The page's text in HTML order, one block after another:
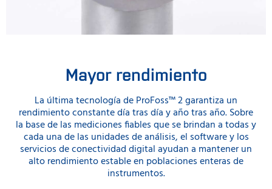
Mayor rendimiento
La última tecnología de ProFoss™ 2 garantiza un
rendimiento constante día tras día y año tras año. Sobre
la base de las mediciones fiables que se brindan a todas y
cada una de las unidades de análisis, el software y los
servicios de conectividad digital ayudan a mantener un
alto rendimiento estable en poblaciones enteras de
instrumentos.